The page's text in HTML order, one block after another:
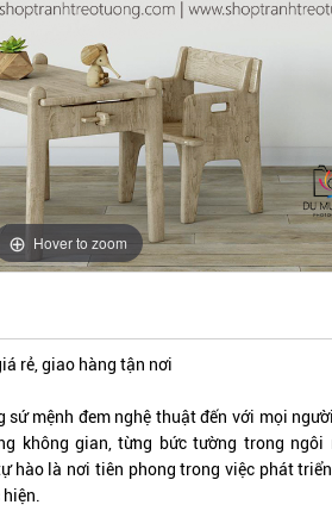
Hover to zoom
rẻ, giao hàng tận nơi
sứ mệnh đem nghệ thuật đến với mọi
không gian, từng bức tường trong
hào là nơi tiên phong trong việc phát